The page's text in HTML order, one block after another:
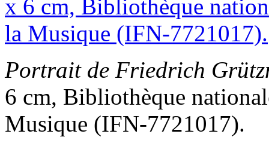
Portrait de Friedrich
6 cm, Bibliothèque
Musique (IFN-7721017).